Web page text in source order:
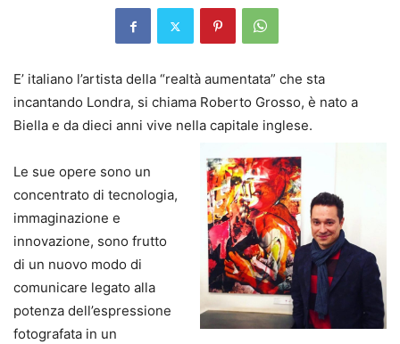
E’ italiano l’artista della “realtà aumentata” che sta
incantando Londra, si chiama Roberto Grosso, è nato a
Biella e da dieci anni vive nella capitale inglese.
Le sue opere sono un
concentrato di tecnologia,
immaginazione e
innovazione, sono frutto
di un nuovo modo di
comunicare legato alla
potenza dell’espressione
fotografata in un